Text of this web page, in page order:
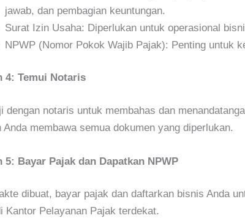
jawab, dan pembagian keuntungan.
Surat Izin Usaha: Diperlukan untuk operasional
NPWP (Nomor Pokok Wajib Pajak): Penting untuk
4: Temui Notaris
dengan notaris untuk membahas dan
Anda membawa semua dokumen yang diperlukan.
5: Bayar Pajak dan Dapatkan NPWP
dibuat, bayar pajak dan daftarkan bisnis Anda
Kantor Pelayanan Pajak terdekat.